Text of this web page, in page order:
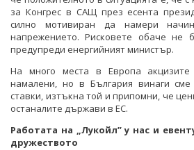
за Конгрес в САЩ през есента
силно мотивиран да намери
напрежението. Рисковете обаче не
предупреди енергийният министър.
На много места в Европа акцизите
намалени, но в България винаги
ставки, изтъкна той и припомни, че
останалите държави в ЕС.
Работата на „Лукойл” у нас и
дружеството